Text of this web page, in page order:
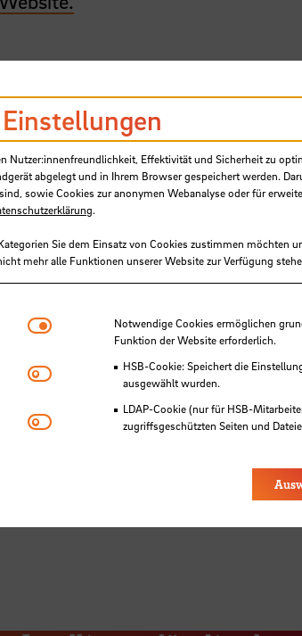
der Academy of
Silva
Nutzer:innenfreundlichkeit, Effektivität und Sicherheit zu
abgelegt und in Ihrem Browser gespeichert werden.
sowie Cookies zur anonymen Webanalyse oder für
.
Sie dem Einsatz von Cookies zustimmen möchten
mehr alle Funktionen unserer Website zur Verfügung
Notwendige Cookies
Notwendige Cookies ermöglichen
Funktion der Website erforderlich.
HSB-Cookie: Speichert die
ausgewählt wurden.
LDAP-Cookie (nur für HSB-
zugriffsgeschützten Seiten und
Matomo
Youtube